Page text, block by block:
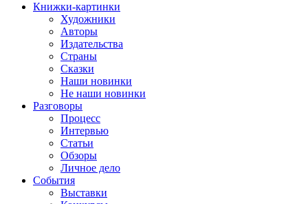
Книжки-картинки
Художники
Авторы
Издательства
Страны
Сказки
Наши новинки
Не наши новинки
Разговоры
Процесс
Интервью
Статьи
Обзоры
Личное дело
События
Выставки